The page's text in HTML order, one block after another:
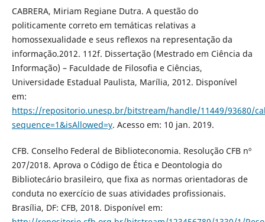
CABRERA, Miriam Regiane Dutra. A questão do
politicamente correto em temáticas relativas a
homossexualidade e seus reflexos na representação da
informação.2012. 112f. Dissertação (Mestrado em Ciência da
Informação) – Faculdade de Filosofia e Ciências,
Universidade Estadual Paulista, Marília, 2012. Disponível
em:
https://repositorio.unesp.br/bitstream/handle/11449/93680/
sequence=1&isAllowed=y. Acesso em: 10 jan. 2019.
CFB. Conselho Federal de Biblioteconomia. Resolução CFB nº
207/2018. Aprova o Código de Ética e Deontologia do
Bibliotecário brasileiro, que fixa as normas orientadoras de
conduta no exercício de suas atividades profissionais.
Brasília, DF: CFB, 2018. Disponível em: